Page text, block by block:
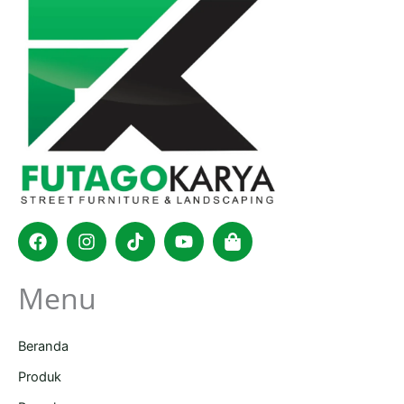
FacebookInstagram
TiktokYoutubeShopping-
bag
Menu
Beranda
Produk